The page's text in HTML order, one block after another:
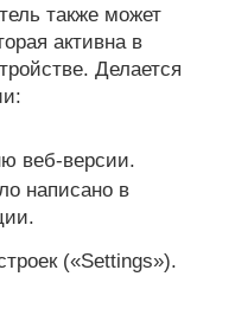
также может
активна в
Делается
веб-версии.
написано в
(«Settings»).